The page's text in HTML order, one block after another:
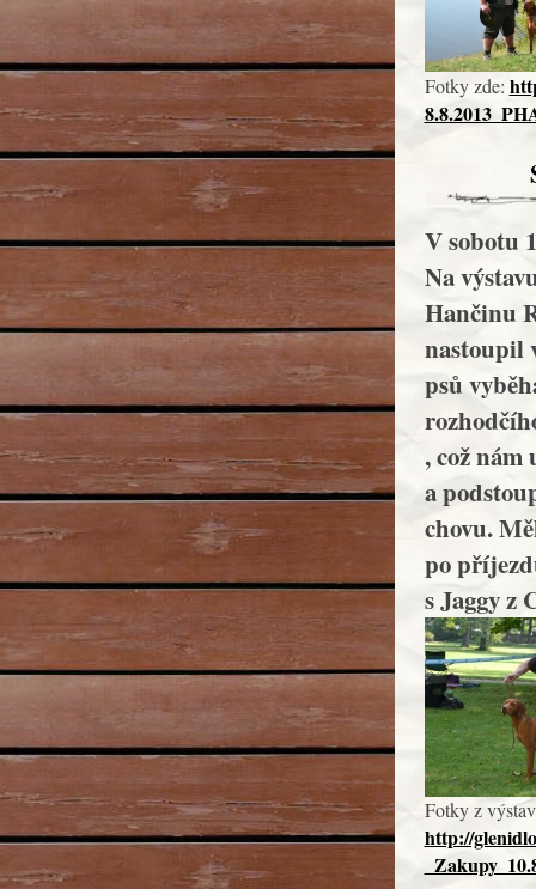
Fotky zde:
V sobotu
Na
Hančinu
nastoupil
psů
, což
a
chovu.
po
s Jaggy z
Fotky z
http://